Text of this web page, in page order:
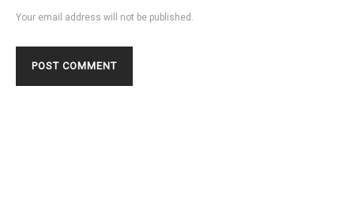
Your email address will not be published.